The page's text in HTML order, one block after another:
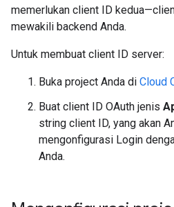
memerlukan client ID
mewakili backend Anda.
Untuk membuat client ID server:
Buka project Anda di Cloud
Buat client ID OAuth jenis
string client ID, yang akan
mengonfigurasi Login
Anda.